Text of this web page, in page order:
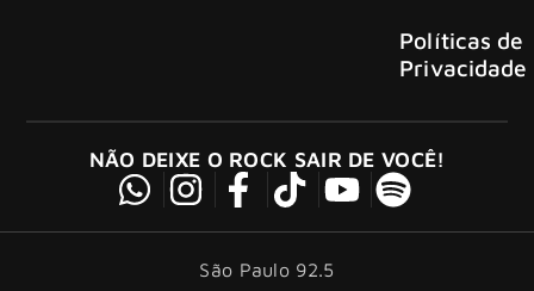
Políticas de
Privacidade
NÃO DEIXE O ROCK SAIR DE VOCÊ!
São Paulo 92.5